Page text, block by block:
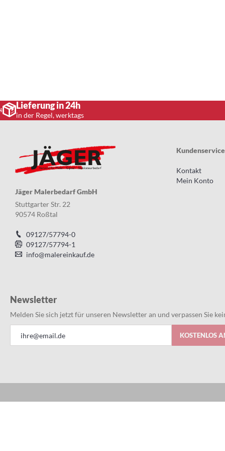
Lieferung in 24h
in der Regel, werktags
Jäger Malerbedarf GmbH
Stuttgarter Str. 22
90574 Roßtal
09127/57794-0
09127/57794-1
info@malereinkauf.de
Kundenservice
Kontakt
Mein Konto
Newsletter
Melden Sie sich jetzt für unseren Newsletter an und verpassen Sie
zum
KOSTENLOS